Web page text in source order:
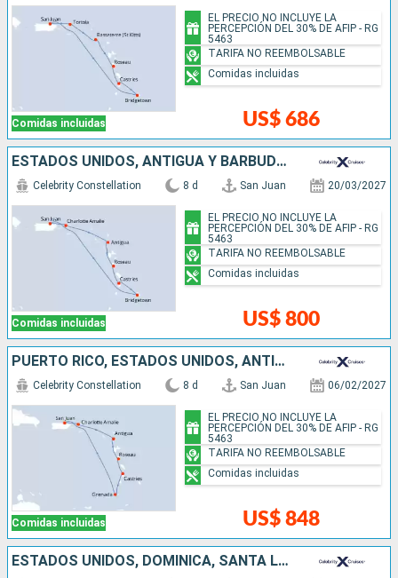
Comidas incluidas US$ 686
EL PRECIO NO INCLUYE LA
PERCEPCIÓN DEL 30% DE AFIP - RG
5463
TARIFA NO REEMBOLSABLE
Comidas incluidas
ESTADOS UNIDOS, ANTIGUA Y BARBUDA, DOMINICA, SANTA LUCIA, BARBADOS, PUERTO RICO
Comidas incluidas
Celebrity Constellation 8 d San Juan 20/03/2027
US$ 800
EL PRECIO NO INCLUYE LA
PERCEPCIÓN DEL 30% DE AFIP - RG
5463
TARIFA NO REEMBOLSABLE
Comidas incluidas
PUERTO RICO, ESTADOS UNIDOS, ANTIGUA Y BARBUDA, DOMINICA, SANTA LUCIA, GRENADA
Comidas incluidas
Celebrity Constellation 8 d San Juan 06/02/2027
US$ 848
EL PRECIO NO INCLUYE LA
PERCEPCIÓN DEL 30% DE AFIP - RG
5463
TARIFA NO REEMBOLSABLE
Comidas incluidas
ESTADOS UNIDOS, DOMINICA, SANTA LUCIA, BARBADOS, PUERTO RICO